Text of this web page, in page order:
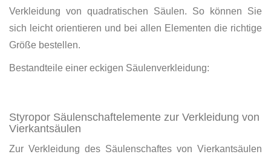
Verkleidung von quadratischen Säulen. So können Sie
sich leicht orientieren und bei allen Elementen die richtige
Größe bestellen.
Bestandteile einer eckigen Säulenverkleidung:
Styropor Säulenschaftelemente zur Verkleidung von
Vierkantsäulen
Zur Verkleidung des Säulenschaftes von Vierkantsäulen